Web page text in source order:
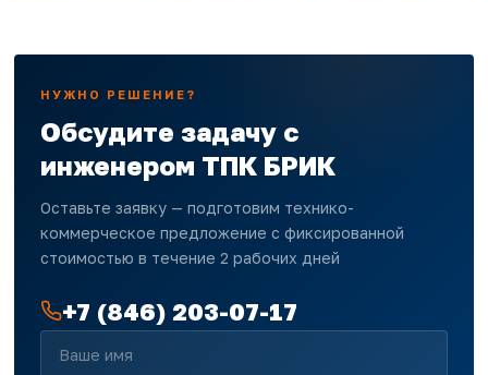
НУЖНО РЕШЕНИЕ?
Обсудите задачу с
инженером ТПК БРИК
Оставьте заявку — подготовим технико-
коммерческое предложение с фиксированной
стоимостью в течение 2 рабочих дней
+7 (846) 203-07-17